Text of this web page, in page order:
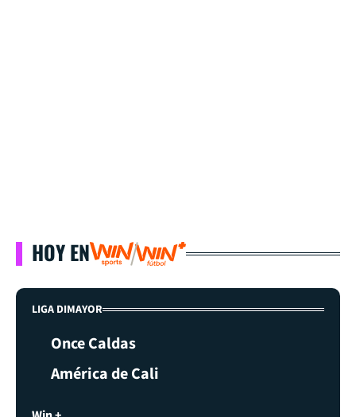
HOY EN
LIGA DIMAYOR
Once Caldas
América de Cali